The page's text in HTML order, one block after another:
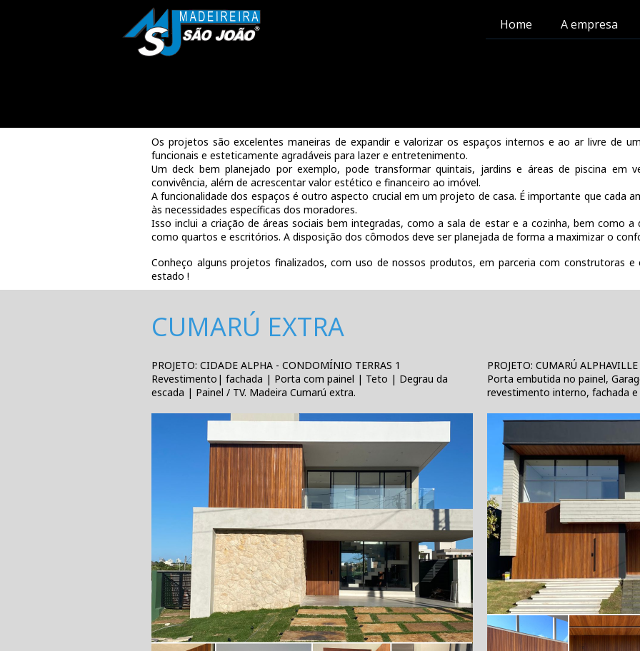
Home A empresa
Os projetos são excelentes maneiras de expandir e valorizar os espaços internos e ao ar livre de
funcionais e esteticamente agradáveis para lazer e entretenimento.
Um deck bem planejado por exemplo, pode transformar quintais, jardins e áreas de piscina em
convivência, além de acrescentar valor estético e financeiro ao imóvel.
A funcionalidade dos espaços é outro aspecto crucial em um projeto de casa. É importante que cada
às necessidades específicas dos moradores.
Isso inclui a criação de áreas sociais bem integradas, como a sala de estar e a cozinha, bem como a
como quartos e escritórios. A disposição dos cômodos deve ser planejada de forma a maximizar o
Conheço alguns projetos finalizados, com uso de nossos produtos, em parceria com construtoras
estado !
CUMARÚ EXTRA
PROJETO: CIDADE ALPHA - CONDOMÍNIO TERRAS 1
Revestimento | fachada | Porta com painel | Teto | Degrau da
escada | Painel / TV. Madeira Cumarú extra.
PROJETO: CUMARÚ
Porta embutida no painel,
revestimento interno, fachada